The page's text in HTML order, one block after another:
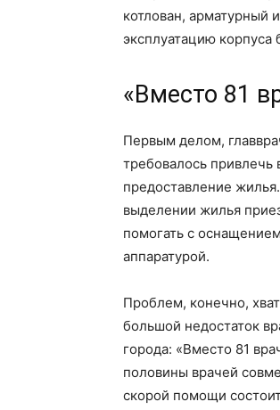
котлован, арматурный
эксплуатацию корпуса
«Вместо 81
Первым делом,
требовалось привлечь
предоставление
выделении жилья
помогать с
аппаратурой.
Проблем, конечно,
большой недостаток
города: «Вместо 81
половины врачей
скорой помощи